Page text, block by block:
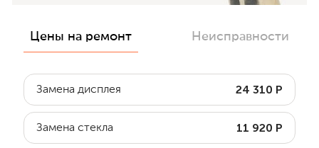
Цены на ремонт Неисправности
Замена дисплея 24 310 Р
Замена стекла 11 920 Р